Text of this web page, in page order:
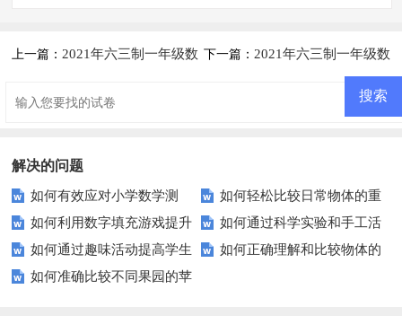
上一篇： 2021年六三制一年级数
【青岛版】
下一篇： 2021年六三制一年级数
解决的问题
如何有效应对小学数学测
试？这些备考技巧助你一臂之力
如何轻松比较日常物体的重
量？
如何利用数字填充游戏提升
孩子的数学兴趣？
如何通过科学实验和手工活
动有效提升孩子的动手能力？
如何通过趣味活动提高学生
的分类与排序能力？
如何正确理解和比较物体的
如何准确比较不同果园的苹